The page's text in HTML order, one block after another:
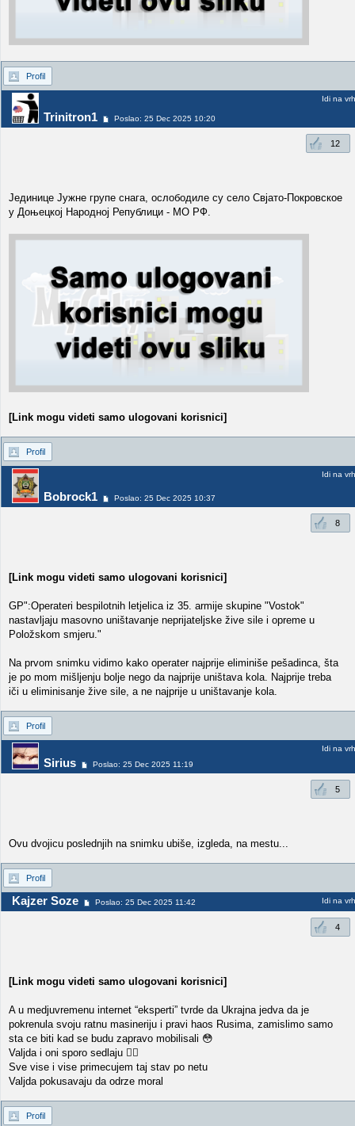
Profil
Trinitron1 Poslao: 25 Dec 2025 10:20
Idi na vrh
12
Јединице Јужне групе снага, ослободиле су село Свјато-Покровское
у Доњецкој Народној Републици - МО РФ.
[Link mogu videti samo ulogovani korisnici]
Profil
Bobrock1 Poslao: 25 Dec 2025 10:37
Idi na vrh
8
[Link mogu videti samo ulogovani korisnici]
GP":Operateri bespilotnih letjelica iz 35. armije skupine "Vostok"
nastavljaju masovno uništavanje neprijateljske žive sile i opreme u
Položskom smjeru."
Na prvom snimku vidimo kako operater najprije eliminiše pešadinca, šta
je po mom mišljenju bolje nego da najprije uništava kola. Najprije treba
iči u eliminisanje žive sile, a ne najprije u uništavanje kola.
Profil
Sirius Poslao: 25 Dec 2025 11:19
Idi na vrh
5
Ovu dvojicu poslednjih na snimku ubiše, izgleda, na mestu...
Profil
Kajzer Soze Poslao: 25 Dec 2025 11:42 Idi na vrh
4
[Link mogu videti samo ulogovani korisnici]
A u medjuvremenu internet “eksperti” tvrde da Ukrajna jedva da je
pokrenula svoju ratnu masineriju i pravi haos Rusima, zamislimo samo
sta ce biti kad se budu zapravo mobilisali 😳
Valjda i oni sporo sedlaju 🤦‍♂️
Sve vise i vise primecujem taj stav po netu
Valjda pokusavaju da odrze moral
Profil